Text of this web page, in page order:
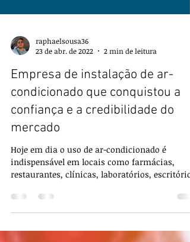
raphaelsousa36
23 de abr. de 2022
2 min de leitura
Empresa de instalação de ar-
condicionado que conquistou a
mercado
Hoje em dia o uso de ar-condicionado é
indispensável em locais como farmácias,
e em...